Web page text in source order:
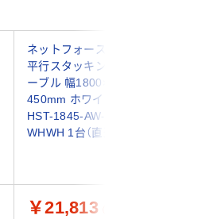
ネットフォース フー
平行スタッキングテ
ーブル 幅1800×奥行
450mm ホワイト
HST-1845-AW-
WHWH 1台（直送品）
￥21,813